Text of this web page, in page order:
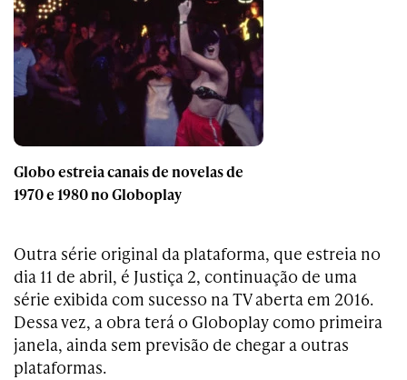
Globo estreia canais de novelas de
1970 e 1980 no Globoplay
Outra série original da plataforma, que estreia no
dia 11 de abril, é Justiça 2, continuação de uma
série exibida com sucesso na TV aberta em 2016.
Dessa vez, a obra terá o Globoplay como primeira
janela, ainda sem previsão de chegar a outras
plataformas.